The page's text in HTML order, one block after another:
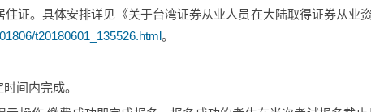
证。具体安排详见《关于台湾证券从业人员在大陆取得证券从业
t20180601_135526.html。
间内完成。